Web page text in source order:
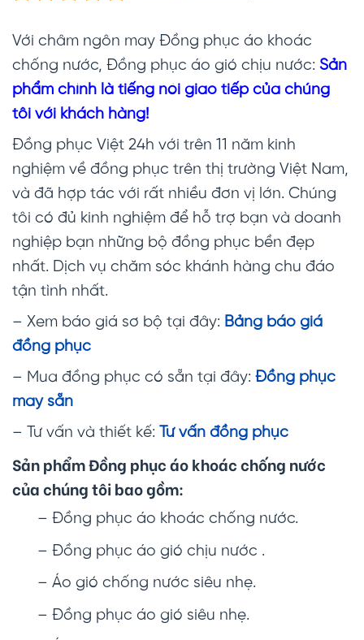
Với châm ngôn may Đồng phục áo khoác
chống nước, Đồng phục áo gió chịu nước: Sản
phẩm chính là tiếng nói giao tiếp của chúng
tôi với khách hàng!
Đồng phục Việt 24h với trên 11 năm kinh
nghiệm về đồng phục trên thị trường Việt Nam,
và đã hợp tác với rất nhiều đơn vị lớn. Chúng
tôi có đủ kinh nghiệm để hỗ trợ bạn và doanh
nghiệp bạn những bộ đồng phục bền đẹp
nhất. Dịch vụ chăm sóc khánh hàng chu đáo
tận tình nhất.
– Xem báo giá sơ bộ tại đây: Bảng báo giá
đồng phục
– Mua đồng phục có sẵn tại đây: Đồng phục
may sẵn
– Tư vấn và thiết kế: Tư vấn đồng phục
Sản phẩm Đồng phục áo khoác chống nước
của chúng tôi bao gồm:
– Đồng phục áo khoác chống nước.
– Đồng phục áo gió chịu nước .
– Áo gió chống nước siêu nhẹ.
– Đồng phục áo gió siêu nhẹ.